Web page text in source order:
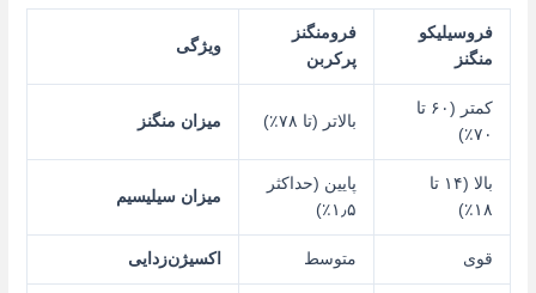
فروسیلیکو
منگنز
فرومنگنز
پرکربن
ویژگی
کمتر (۶۰ تا
۷۰٪)
بالاتر (تا ۷۸٪) میزان منگنز
بالا (۱۴ تا
۱۸٪)
پایین (حداکثر
۱٫۵٪)
میزان سیلیسیم
قوی متوسط اکسیژن‌زدایی